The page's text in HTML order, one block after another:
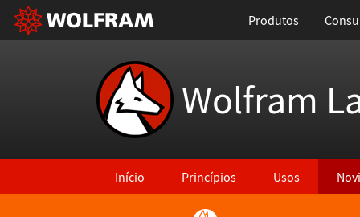
Produtos
Wolfram
Início Princípios Usos